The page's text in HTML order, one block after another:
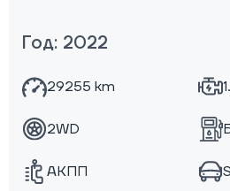
Год: 2022
29255 km
2WD
АКПП